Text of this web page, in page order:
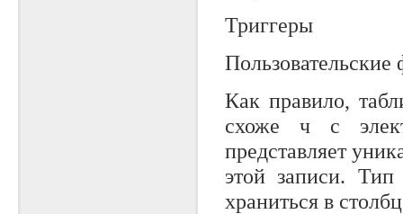
Триггеры
Как правило,
схоже ч с
представляет
этой записи. Тип
храниться в